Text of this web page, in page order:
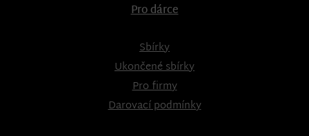
Pro dárce
Sbírky
Ukončené sbírky
Pro firmy
Darovací podmínky